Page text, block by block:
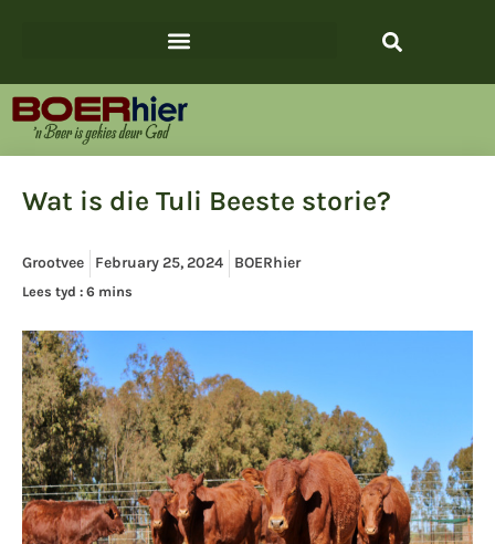
Wat is die Tuli Beeste storie?
Grootvee February 25, 2024 BOERhier
Lees tyd